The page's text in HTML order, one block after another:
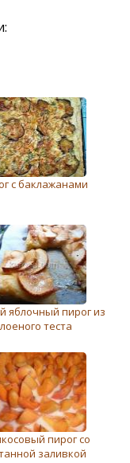
с баклажанами
яблочный пирог из
теста
пирог со
заливкой